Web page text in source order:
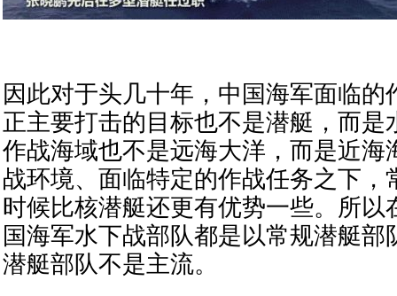
因此对于头几十年，中国海军面临的
正主要打击的目标也不是潜艇，而是
作战海域也不是远海大洋，而是近海
战环境、面临特定的作战任务之下，
时候比核潜艇还更有优势一些。所以
国海军水下战部队都是以常规潜艇部
潜艇部队不是主流。